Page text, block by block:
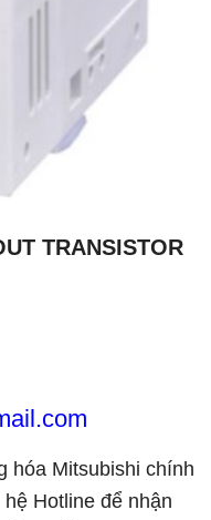
TRANSISTOR
hóa Mitsubishi chính
Hotline để nhận